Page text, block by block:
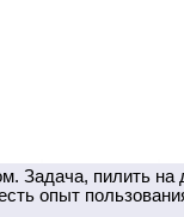
Задача, пилить
опыт